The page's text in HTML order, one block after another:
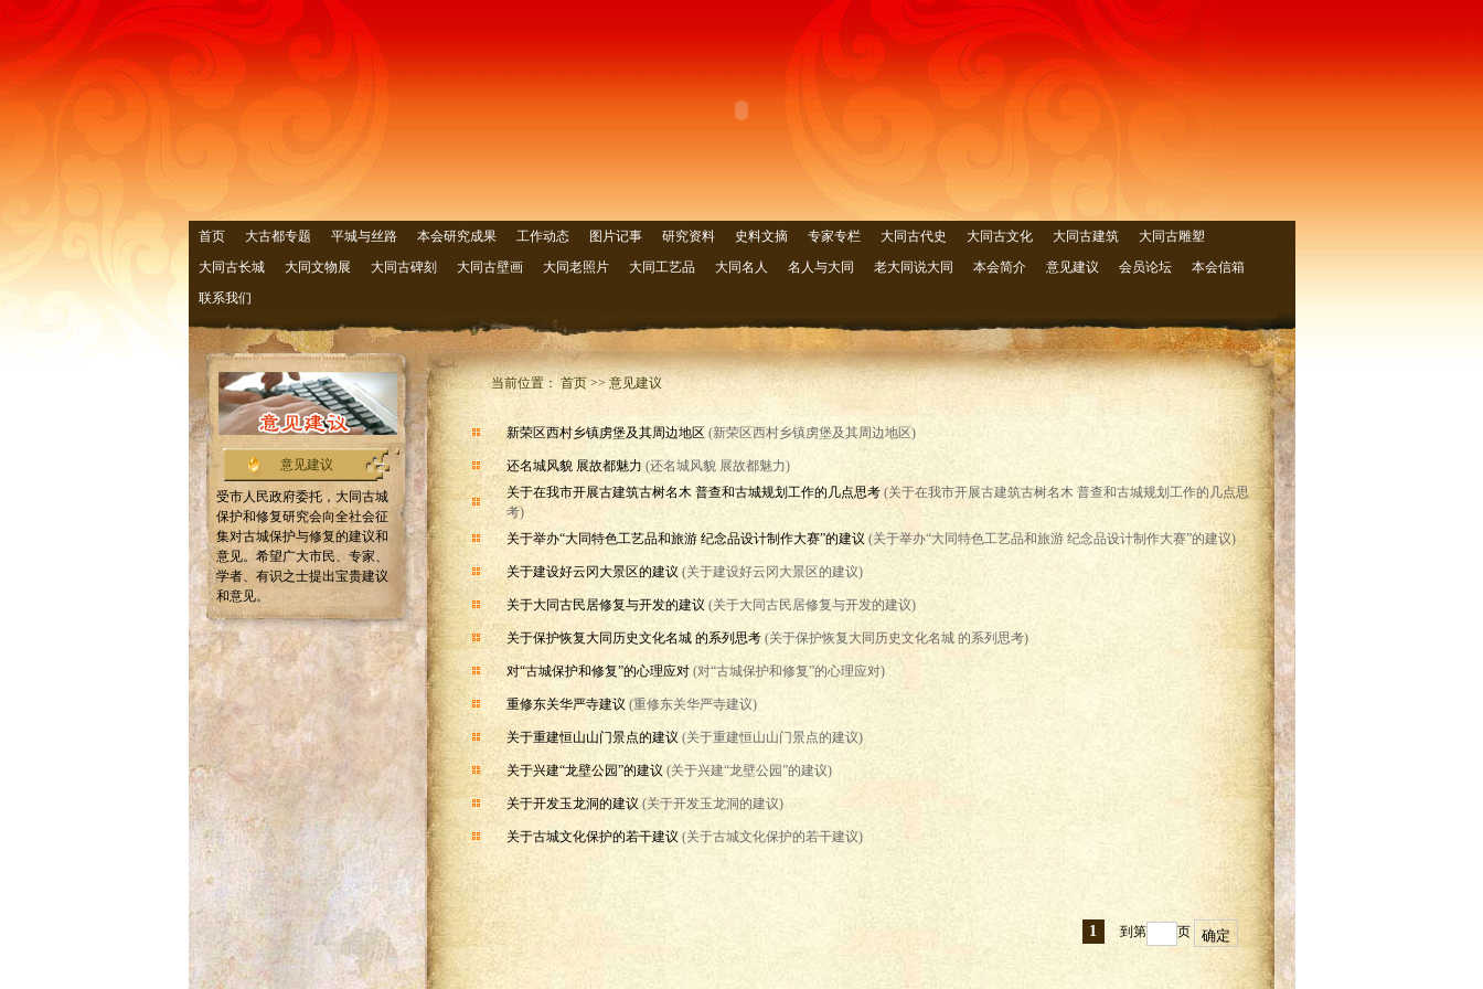
首页 大古都专题 平城与丝路 本会研究成果 工作动态 图片记事 研究资料 史料文摘 专家专栏 大同古代史 大同古文化 大同古建筑
大同古雕塑
大同古长城
大同文物展 大同古碑刻 大同古壁画 大同老照片 大同工艺品 大同名人 名人与大同 老大同说大同 本会简介 意见建议 会员论坛
本会信箱
联系我们
意见建议
受市人民政府委托，大同古城
保护和修复研究会向全社会征
集对古城保护与修复的建议和
意见。希望广大市民、专家、
学者、有识之士提出宝贵建议
和意见。
当前位置： 首页 >> 意见建议
新荣区西村乡镇虏堡及其周边地区 (新荣区西村乡镇虏堡及其周边地区)
还名城风貌 展故都魅力 (还名城风貌 展故都魅力)
关于在我市开展古建筑古树名木 普查和古城规划工作的几点思考 (关于在我市开展古建筑古树名木 普查和古城规划工作的几点思
考)
关于举办“大同特色工艺品和旅游 纪念品设计制作大赛”的建议 (关于举办“大同特色工艺品和旅游 纪念品设计制作大赛”的建议)
关于建设好云冈大景区的建议 (关于建设好云冈大景区的建议)
关于大同古民居修复与开发的建议 (关于大同古民居修复与开发的建议)
关于保护恢复大同历史文化名城 的系列思考 (关于保护恢复大同历史文化名城 的系列思考)
对“古城保护和修复”的心理应对 (对“古城保护和修复”的心理应对)
重修东关华严寺建议 (重修东关华严寺建议)
关于重建恒山山门景点的建议 (关于重建恒山山门景点的建议)
关于兴建“龙壁公园”的建议 (关于兴建“龙壁公园”的建议)
关于开发玉龙洞的建议 (关于开发玉龙洞的建议)
关于古城文化保护的若干建议 (关于古城文化保护的若干建议)
1 到第 页